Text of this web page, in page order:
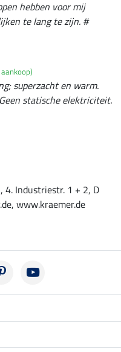
hebben voor mij
te lang te zijn. #
superzacht en warm.
statische elektriciteit.
4. Industriestr. 1 + 2, D
www.kraemer.de